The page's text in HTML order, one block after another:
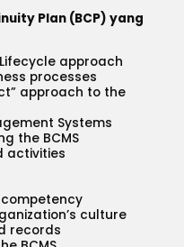
Plan (BCP) yang
approach
processes
approach to the
Systems
the BCMS
activities
culture
records